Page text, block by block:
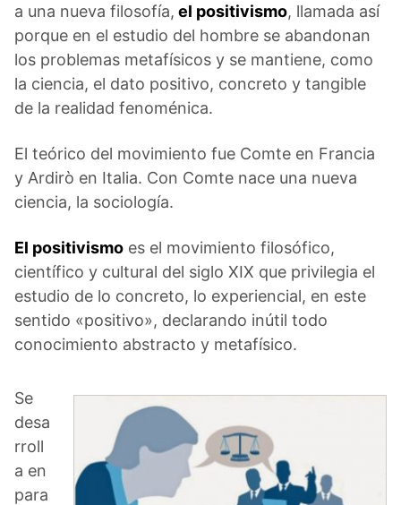
a una nueva filosofía, el positivismo, llamada así
porque en el estudio del hombre se abandonan
los problemas metafísicos y se mantiene, como
la ciencia, el dato positivo, concreto y tangible
de la realidad fenoménica.
El teórico del movimiento fue Comte en Francia
y Ardirò en Italia. Con Comte nace una nueva
ciencia, la sociología.
El positivismo es el movimiento filosófico,
científico y cultural del siglo XIX que privilegia el
estudio de lo concreto, lo experiencial, en este
sentido «positivo», declarando inútil todo
conocimiento abstracto y metafísico.
Se
desa
rroll
a en
para